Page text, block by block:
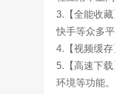
3.【全能收
快手等众多
4.【视频缓
5.【高速下
环境等功能。